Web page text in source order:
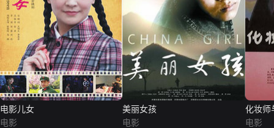
电影儿女
电影
美丽女孩
电影
化妆师
电影